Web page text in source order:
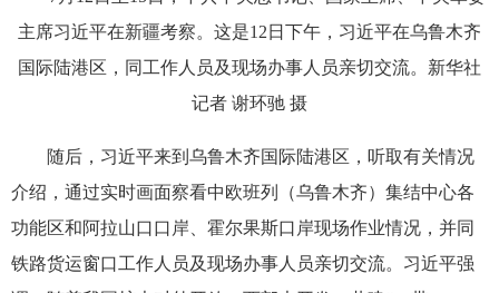
主席习近平在新疆考察。这是12日下午，习近平在乌鲁木齐
国际陆港区，同工作人员及现场办事人员亲切交流。新华社
记者 谢环驰 摄
随后，习近平来到乌鲁木齐国际陆港区，听取有关情况
介绍，通过实时画面察看中欧班列（乌鲁木齐）集结中心各
功能区和阿拉山口口岸、霍尔果斯口岸现场作业情况，并同
铁路货运窗口工作人员及现场办事人员亲切交流。习近平强